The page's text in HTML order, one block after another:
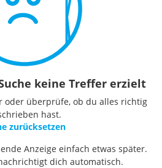
keine Treffer erzielt
oder überprüfe, ob du alles richtig
hast.
zurücksetzen
Anzeige einfach etwas später.
dich automatisch.